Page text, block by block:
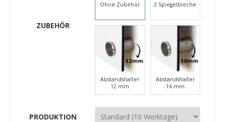
ZUBEHÖR
Ohne Zubehör 2 Spiegelbleche
Abstandshalter
12 mm
Abstandshalter
16 mm
PRODUKTION